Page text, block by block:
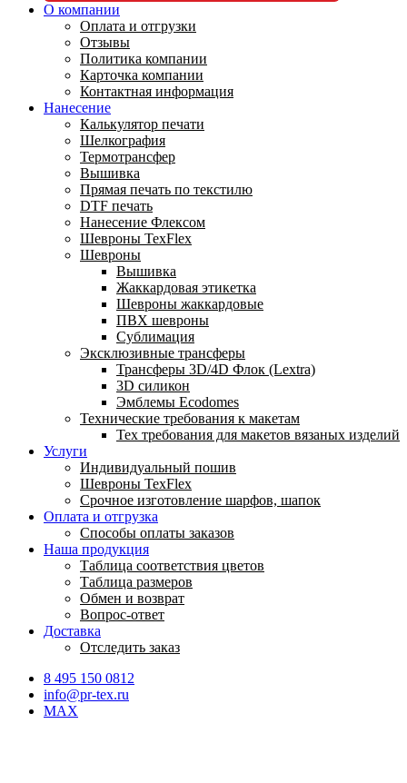
О компании
Оплата и отгрузки
Отзывы
Политика компании
Карточка компании
Контактная информация
Нанесение
Калькулятор печати
Шелкография
Термотрансфер
Вышивка
Прямая печать по текстилю
DTF печать
Нанесение Флексом
Шевроны TexFlex
Шевроны
Вышивка
Жаккардовая этикетка
Шевроны жаккардовые
ПВХ шевроны
Сублимация
Эксклюзивные трансферы
Трансферы 3D/4D Флок (Lextra)
3D силикон
Эмблемы Ecodomes
Технические требования к макетам
Тех требования для макетов вязаных изделий
Услуги
Индивидуальный пошив
Шевроны TexFlex
Срочное изготовление шарфов, шапок
Оплата и отгрузка
Способы оплаты заказов
Наша продукция
Таблица соответствия цветов
Таблица размеров
Обмен и возврат
Вопрос-ответ
Доставка
Отследить заказ
8 495 150 0812
info@pr-tex.ru
MAX